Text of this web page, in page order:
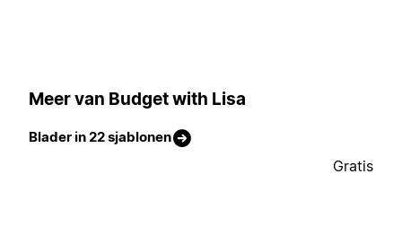
Meer van Budget with Lisa
Blader in 22 sjablonen
Gratis